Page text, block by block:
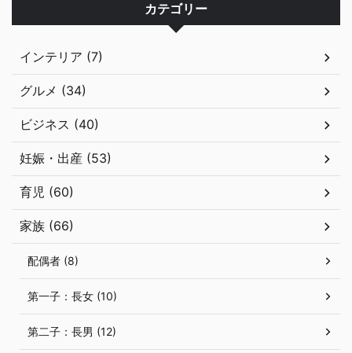
カテゴリー
インテリア (7)
グルメ (34)
ビジネス (40)
妊娠・出産 (53)
育児 (60)
家族 (66)
配偶者 (8)
第一子：長女 (10)
第二子：長男 (12)